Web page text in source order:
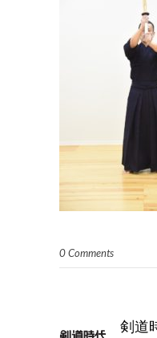
0 Comments
剣道